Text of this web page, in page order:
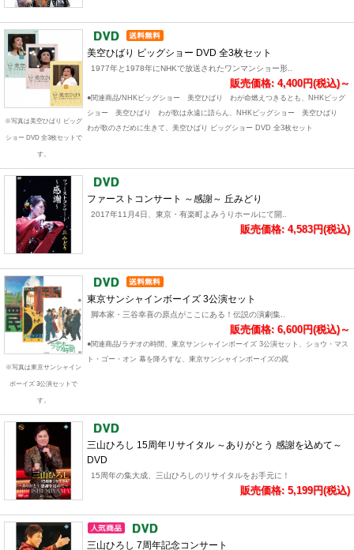
※写真は美空ひばり ビッグ
ショー DVD 全3枚セットで
す。
美空ひばり ビッグショー DVD 全3枚セット
1977年と1978年にNHKで放送されたワンマンショー形..
販売価格: 4,400円(税込)～
●関連商品/NHKビッグショー 美空ひばり わが命燃えつきるとも、NHKビッグ
ショー 美空ひばり わが歌は永遠に語らん、NHKビッグショー 美空ひばり
わが歌のさだめに生きて、美空ひばり ビッグショー DVD 全3枚セット
ファーストコンサート ～感謝～ 丘みどり
2017年11月4日、東京・有楽町よみうりホールにて開..
販売価格: 4,583円(税込)
※写真は東京サンシャイン
ボーイズ 3公演セットで
す。
東京サンシャインボーイズ 3公演セット
脚本家・三谷幸喜の原点がここにある！伝説の演劇集..
販売価格: 6,600円(税込)～
●関連商品/ラヂオの時間、東京サンシャインボーイズ 3公演セット、ショウ・マス
ト・ゴー・オン 幕を降ろすな、東京サンシャインボーイズの罠
三山ひろし 15周年リサイタル ～ありがとう 感謝を込めて～
DVD
15周年の集大成、三山ひろしのリサイタルをお手元に！
販売価格: 5,199円(税込)
三山ひろし 7周年記念コンサート